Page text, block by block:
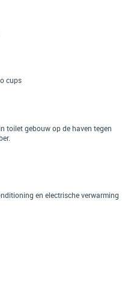
cups
toilet gebouw op de haven tegen
en electrische verwarming